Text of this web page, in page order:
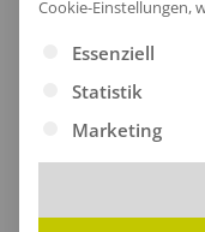
Lieferzeit
[jgm-review-widget]
Cookie-Einstellungen,
Es folgt eine
Essenziell
Statistik
Marketing